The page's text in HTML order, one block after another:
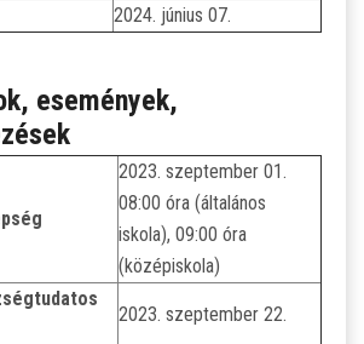
2024. június 07.
események,
2023. szeptember 01.
08:00 óra (általános
iskola), 09:00 óra
(középiskola)
2023. szeptember 22.